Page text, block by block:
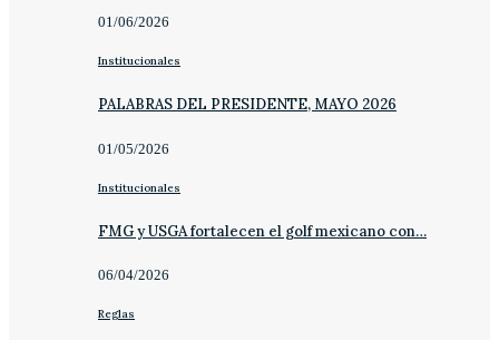
01/06/2026
Institucionales
PALABRAS DEL PRESIDENTE, MAYO 2026
01/05/2026
Institucionales
FMG y USGA fortalecen el golf mexicano con…
06/04/2026
Reglas